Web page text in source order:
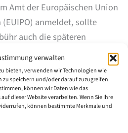
verwalten
bieten, verwenden wir Technologien wie
speichern und/oder darauf zuzugreifen.
können wir Daten wie das
dieser Website verarbeiten. Wenn Sie Ihre
können bestimmte Merkmale und
Amt der Europäischen Union
anmeldet, sollte
auch die späteren
im Blick haben. Der Schutz
und kann anschließend
25 Jahre verlängert
in allen 27 EU-
EU-Design-Reform vom 1.
Gebühren.